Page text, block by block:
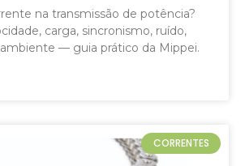
na transmissão de potência?
carga, sincronismo, ruído,
— guia prático da Mippei.
CORRENTES